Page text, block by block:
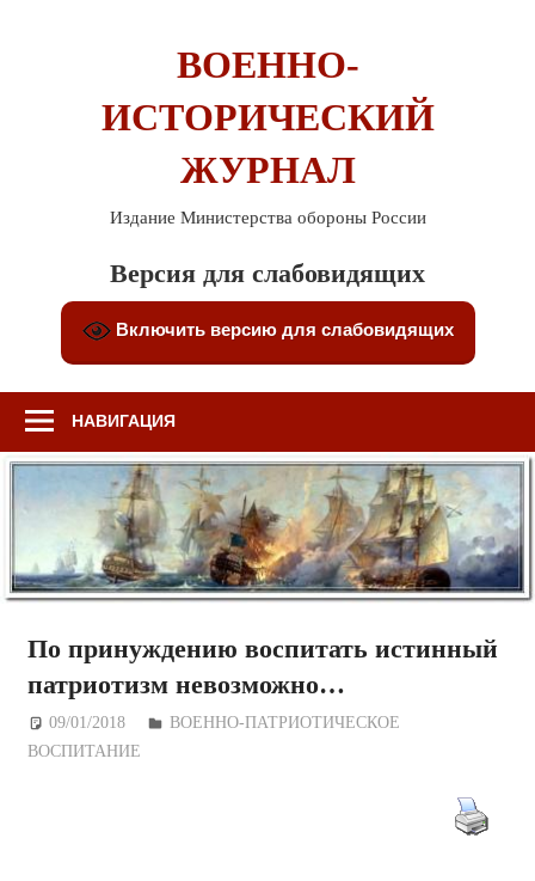
ВОЕННО-
ИСТОРИЧЕСКИЙ
ЖУРНАЛ
Издание Министерства обороны России
Версия для слабовидящих
Включить версию для слабовидящих
НАВИГАЦИЯ
По принуждению воспитать истинный
патриотизм невозможно…
09/01/2018 Дежурный по Редакции
ВОЕННО-ПАТРИОТИЧЕСКОЕ
ВОСПИТАНИЕ